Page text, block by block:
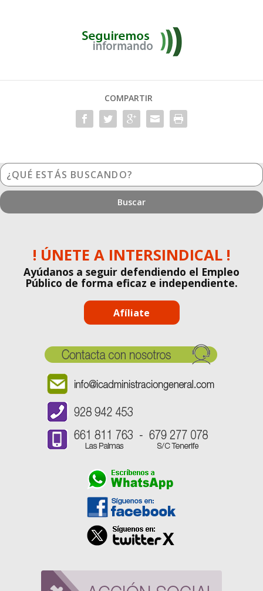
COMPARTIR
¿Qué
estás
buscando?
! ÚNETE A INTERSINDICAL !
Ayúdanos a seguir defendiendo el Empleo
Público de forma eficaz e independiente.
Afíliate